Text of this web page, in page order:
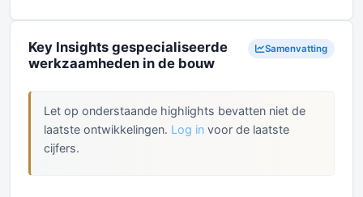
Key Insights gespecialiseerde
werkzaamheden in de bouw
Samenvatting
Let op onderstaande highlights bevatten niet de
laatste ontwikkelingen. Log in voor de laatste
cijfers.